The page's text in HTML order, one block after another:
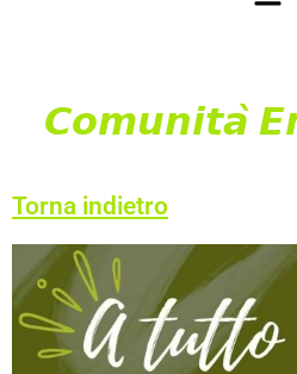
𝘾𝙤𝙢𝙪𝙣𝙞𝙩𝙖̀
Torna indietro